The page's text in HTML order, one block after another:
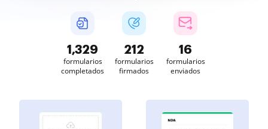
1,329
formularios
completados
212
formularios
firmados
16
formularios
enviados